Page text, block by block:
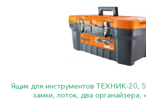
Ящик для инструментов ТЕХНИК-20,
замки, лоток, два органайзера,